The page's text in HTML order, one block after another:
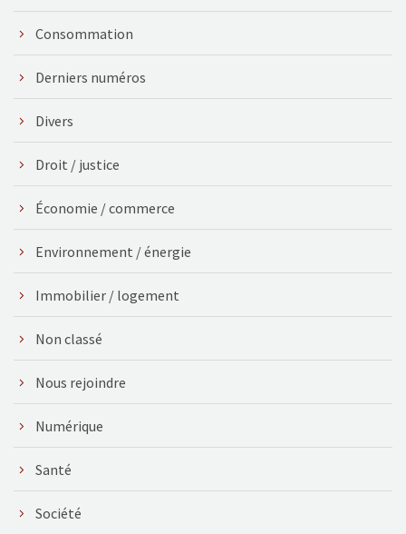
Consommation
Derniers numéros
Divers
Droit / justice
Économie / commerce
Environnement / énergie
Immobilier / logement
Non classé
Nous rejoindre
Numérique
Santé
Société